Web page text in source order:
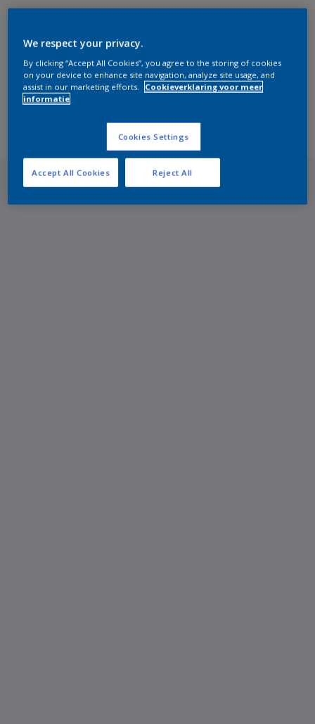
We respect your privacy.
By clicking “Accept All Cookies”, you agree to the storing of cookies
on your device to enhance site navigation, analyze site usage, and
assist in our marketing efforts.
Cookieverklaring voor meer
informatie
Cookies Settings
Reject All
Accept All Cookies